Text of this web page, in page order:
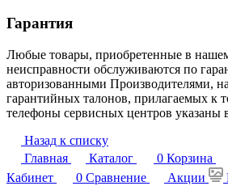
Гарантия
Любые товары, приобретенные в
неисправности обслуживаются по
авторизованными Производителями,
гарантийных талонов, прилагаемых к
телефоны сервисных центров указаны
Назад к списку
Главная
Каталог 0 Корзина
Кабинет
0 Сравнение Акции